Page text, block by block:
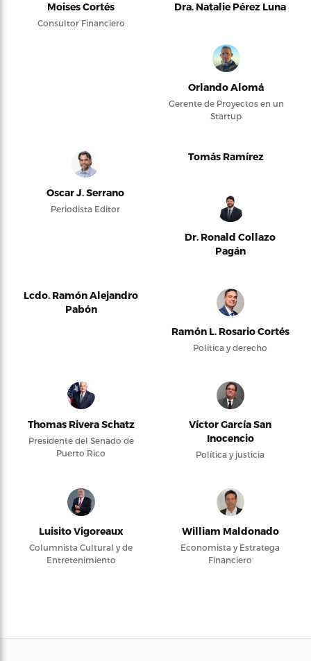
Moises Cortés
Consultor Financiero
Dra. Natalie Pérez Luna
Orlando Alomá
Gerente de Proyectos en un
Startup
Oscar J. Serrano
Periodista Editor
Tomás Ramírez
Dr. Ronald Collazo
Pagán
Lcdo. Ramón Alejandro
Pabón
Ramón L. Rosario Cortés
Política y derecho
Thomas Rivera Schatz
Presidente del Senado de
Puerto Rico
Víctor García San
Inocencio
Política y justicia
Luisito Vigoreaux
Columnista Cultural y de
Entretenimiento
William Maldonado
Economista y Estratega
Financiero